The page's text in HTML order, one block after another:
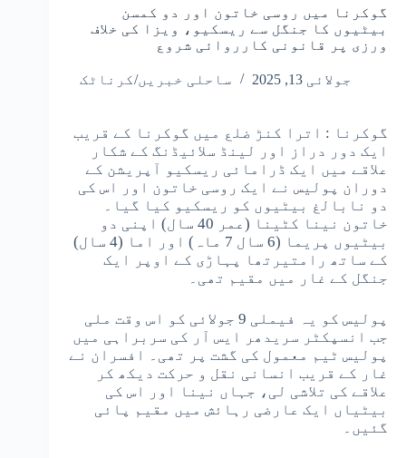
گوکرنا میں روسی خاتون اور دو کمسن
بیٹیوں کا جنگل سے ریسکیو، ویزا کی خلاف
ورزی پر قانونی کارروائی شروع
جولائی 13, 2025 ساحلی خبریں/کرناٹک
گوکرنا : اترا کنڑ ضلع میں گوکرنا کے قریب
ایک دور دراز اور لینڈ سلائیڈنگ کے شکار
علاقے میں ایک ڈرامائی ریسکیو آپریشن کے
دوران پولیس نے ایک روسی خاتون اور اس کی
دو نابالغ بیٹیوں کو ریسکیو کیا گیا۔
خاتون نینا کٹینا (عمر 40 سال) اپنی دو
بیٹیوں پریما (6 سال 7 ماہ) اور اما (4 سال)
کے ساتھ رامتیرتھا پہاڑی کے اوپر ایک
جنگل کے غار میں مقیم تھی۔
پولیس کو یہ فیملی 9 جولائی کو اس وقت ملی
جب انسپکٹر سریدھر ایس آر کی سربراہی میں
پولیس ٹیم معمول کی گشت پر تھی۔ افسران نے
غار کے قریب انسانی نقل و حرکت دیکھ کر
علاقے کی تلاشی لی، جہاں نینا اور اس کی
بیٹیاں ایک عارضی رہائش میں مقیم پائی
گئیں۔